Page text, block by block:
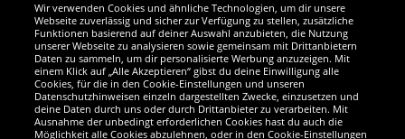
Wir sind ausgezeichnet
Wir verwenden Cookies und ähnliche Technologien, um dir unsere
Webseite zuverlässig und sicher zur Verfügung zu stellen, zusätzliche
Funktionen basierend auf deiner Auswahl anzubieten, die Nutzung
unserer Webseite zu analysieren sowie gemeinsam mit Drittanbietern
Daten zu sammeln, um dir personalisierte Werbung anzuzeigen. Mit
einem Klick auf „Alle Akzeptieren“ gibst du deine Einwilligung alle
Cookies, für die in den Cookie-Einstellungen und unseren
Datenschutzhinweisen einzeln dargestellten Zwecke, einzusetzen und
deine Daten durch uns oder durch Drittanbieter zu verarbeiten. Mit
Ausnahme der unbedingt erforderlichen Cookies hast du auch die
Möglichkeit alle Cookies abzulehnen, oder in den Cookie-Einstellungen